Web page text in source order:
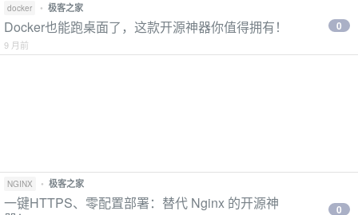
docker • 极客之家
Docker也能跑桌面了，这款开源神器你值得拥有！
9 月前
0
NGINX • 极客之家
一键HTTPS、零配置部署：替代 Nginx 的开源神
0